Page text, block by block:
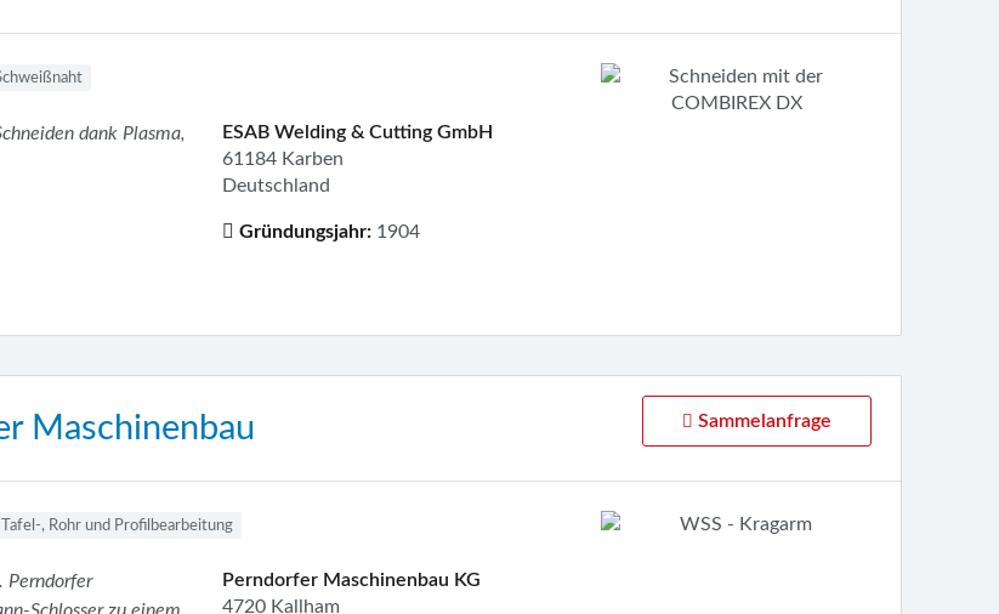
dank Plasma,
ESAB Welding & Cutting GmbH
61184 Karben
Deutschland
Gründungsjahr: 1904
Maschinenbau Sammelanfrage
, Rohr und Profilbearbeitung
Perndorfer
Perndorfer Maschinenbau KG
4720 Kallham